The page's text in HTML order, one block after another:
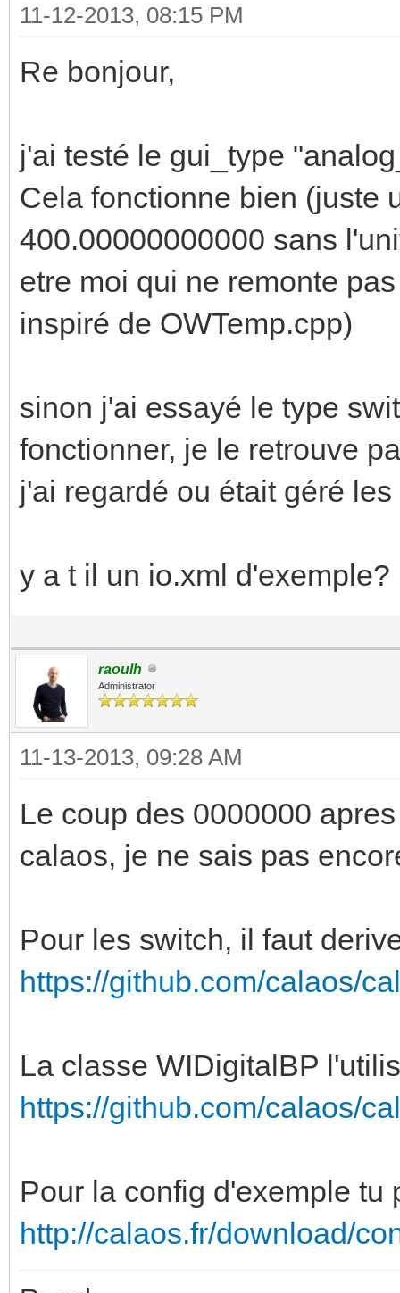
11-12-2013, 08:15 PM
Re bonjour,
j'ai testé le gui_type
Cela fonctionne bien (juste
400.00000000000 sans
etre moi qui ne remonte
inspiré de OWTemp.cpp)
sinon j'ai essayé le type
fonctionner, je le retrouve
j'ai regardé ou était géré
y a t il un io.xml d'exemple?
raoulh
Administrator
11-13-2013, 09:28 AM
Le coup des 0000000
calaos, je ne sais pas
Pour les switch, il faut
https://github.com/calaos/
La classe WIDigitalBP
https://github.com/calaos/
Pour la config d'exemple tu
http://calaos.fr/download/